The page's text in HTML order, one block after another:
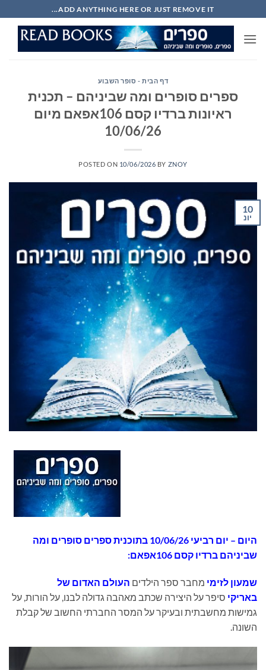
to
content
ADD ANYTHING HERE OR JUST REMOVE IT...
דף הבית - סופר השבוע
ספרים סופרים ומה שביניהם – תכנית
ראיונות ברדיו קסם 106אפאם מיום
10/06/26
POSTED ON 10/06/2026 BY ZNOY
10
יונ
היום – יום רביעי 10/06/26 בתוכנית
ספרים סופרים ומה
שביניהם ברדיו קסם 106אפאם:
שמעון לזימי מחבר ספר הילדים העולם האדום של
באריקי סיפר על היצירה שכתב מאהבה גדולה לבנו, על הורות, על
גמישות מחשבתית ובעיקר על המסר החברתי החשוב של קבלת
השונה.